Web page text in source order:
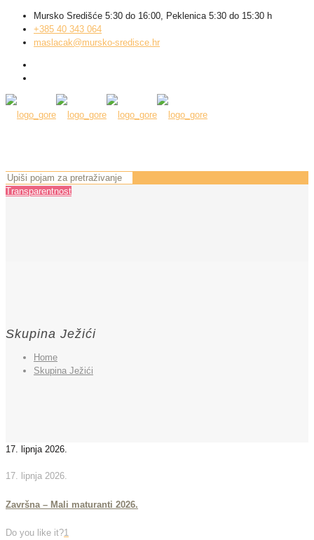
Mursko Središće 5:30 do 16:00, Peklenica 5:30 do 15:30 h
+385 40 343 064
maslacak@mursko-sredisce.hr
Transparentnost
Skupina Ježići
Home
Skupina Ježići
17. lipnja 2026.
17. lipnja 2026.
Završna – Mali maturanti 2026.
Do you like it?1